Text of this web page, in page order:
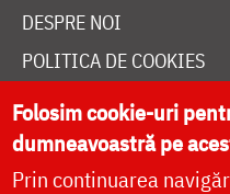
DESPRE NOI
POLITICA DE COOKIES
DONEAZĂ ONLINE
LIVE
Folosim cookie-uri
dumneavoastră pe
Prin continuarea